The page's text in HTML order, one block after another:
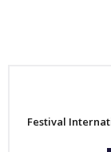
Festival